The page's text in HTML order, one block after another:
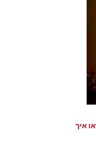
איך